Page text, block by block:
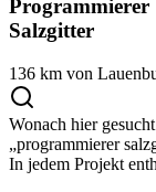
Programmierer
Salzgitter
136 km von
Wonach hier
„programmierer
In jedem Projekt